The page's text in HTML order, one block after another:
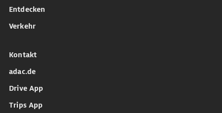
Entdecken
Verkehr
Kontakt
adac.de
Drive App
Trips App